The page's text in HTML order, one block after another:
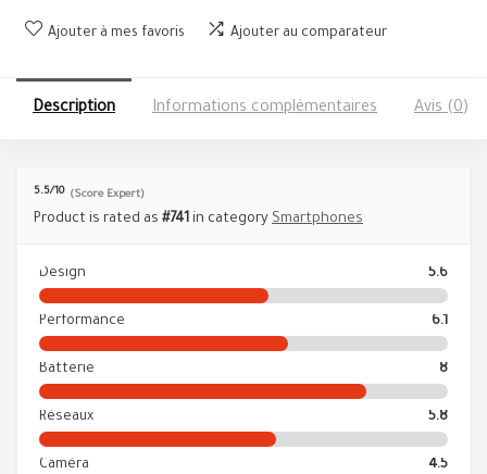
Ajouter à mes favoris Ajouter au comparateur
Description Informations complémentaires Avis (0)
5.5/10 (Score Expert)
Product is rated as #741 in category Smartphones
Design 5.6
Performance 6.1
Batterie 8
Réseaux 5.8
Caméra 4.5